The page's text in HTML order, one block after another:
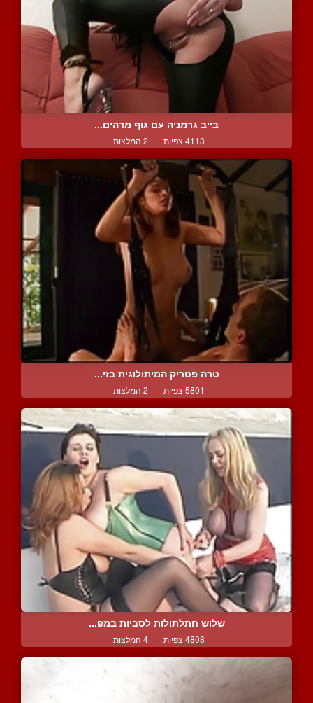
בייב גרמניה עם גוף מדהים...
4113 צפיות | 2 המלצות
טרה פטריק המיתולוגית בזי...
5801 צפיות | 2 המלצות
שלוש חתלתולות לסביות במפ...
4808 צפיות | 4 המלצות